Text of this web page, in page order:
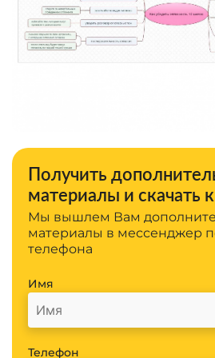
Получить
материалы и скачать
Мы вышлем Вам
материалы в мессенджер
телефона
Имя
Телефон